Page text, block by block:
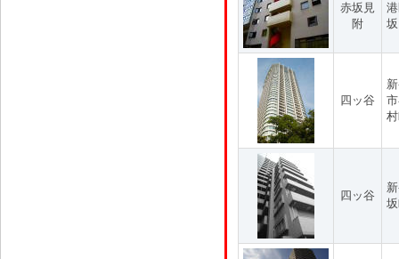
赤坂見
附
四ッ谷
四ッ谷